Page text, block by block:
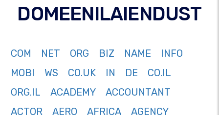
DOMEENILAIENDUST
COM NET ORG BIZ NAME
INFO
MOBI
WS CO.UK IN DE
CO.IL
ORG.IL
ACADEMY
ACCOUNTANT
ACTOR
AERO AFRICA
AGENCY